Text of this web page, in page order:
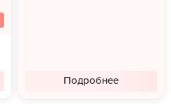
Подробнее